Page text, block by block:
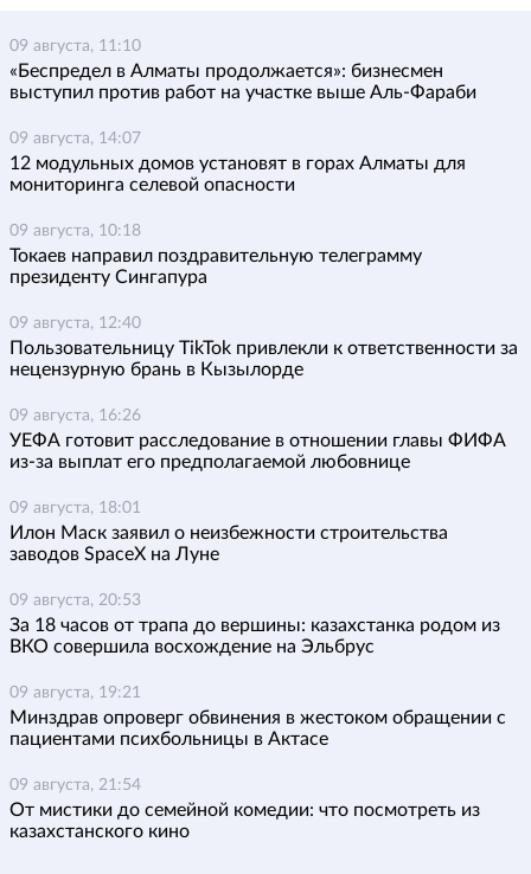
09 августа, 11:10
«Беспредел в Алматы продолжается»: бизнесмен
выступил против работ на участке выше Аль-Фараби
09 августа, 14:07
12 модульных домов установят в горах Алматы для
мониторинга селевой опасности
09 августа, 10:18
Токаев направил поздравительную телеграмму
президенту Сингапура
09 августа, 12:40
Пользовательницу TikTok привлекли к ответственности за
нецензурную брань в Кызылорде
09 августа, 16:26
УЕФА готовит расследование в отношении главы ФИФА
из-за выплат его предполагаемой любовнице
09 августа, 18:01
Илон Маск заявил о неизбежности строительства
заводов SpaceX на Луне
09 августа, 20:53
За 18 часов от трапа до вершины: казахстанка родом из
ВКО совершила восхождение на Эльбрус
09 августа, 19:21
Минздрав опроверг обвинения в жестоком обращении с
пациентами психбольницы в Актасе
09 августа, 21:54
От мистики до семейной комедии: что посмотреть из
казахстанского кино